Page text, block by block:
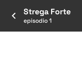
Strega Forte
episodio 1